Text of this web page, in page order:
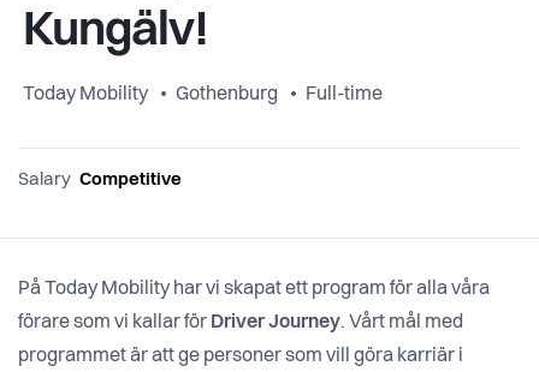
Kungälv!
Today Mobility Gothenburg Full-time
Salary Competitive
På Today Mobility har vi skapat ett program för alla våra
förare som vi kallar för Driver Journey. Vårt mål med
programmet är att ge personer som vill göra karriär i